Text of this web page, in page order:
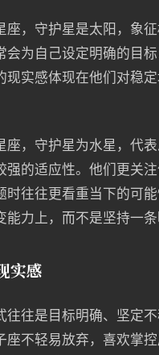
座，守护星是太阳，象
会为自己设定明确的目
现实感体现在他们对稳
座，守护星为水星，代
强的适应性。他们更关
时往往更看重当下的可
力上，而不是坚持一条
实感
往往是目标明确、坚定
座不轻易放弃，喜欢掌